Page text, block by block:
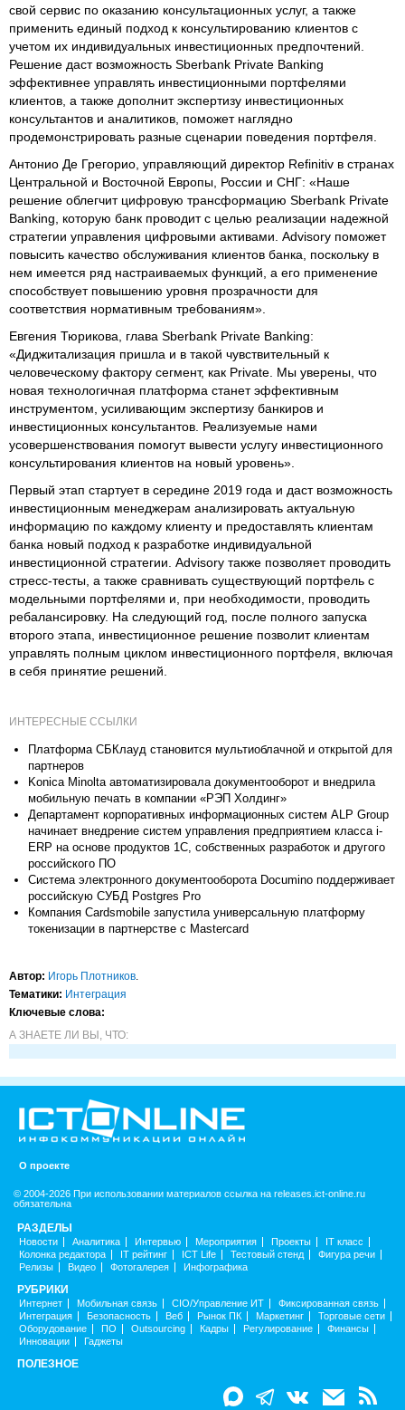
свой сервис по оказанию консультационных услуг, а также
применить единый подход к консультированию клиентов с
учетом их индивидуальных инвестиционных предпочтений.
Решение даст возможность Sberbank Private Banking
эффективнее управлять инвестиционными портфелями
клиентов, а также дополнит экспертизу инвестиционных
консультантов и аналитиков, поможет наглядно
продемонстрировать разные сценарии поведения портфеля.
Антонио Де Грегорио, управляющий директор Refinitiv в странах
Центральной и Восточной Европы, России и СНГ: «Наше
решение облегчит цифровую трансформацию Sberbank Private
Banking, которую банк проводит с целью реализации надежной
стратегии управления цифровыми активами. Advisory поможет
повысить качество обслуживания клиентов банка, поскольку в
нем имеется ряд настраиваемых функций, а его применение
способствует повышению уровня прозрачности для
соответствия нормативным требованиям».
Евгения Тюрикова, глава Sberbank Private Banking:
«Диджитализация пришла и в такой чувствительный к
человеческому фактору сегмент, как Private. Мы уверены, что
новая технологичная платформа станет эффективным
инструментом, усиливающим экспертизу банкиров и
инвестиционных консультантов. Реализуемые нами
усовершенствования помогут вывести услугу инвестиционного
консультирования клиентов на новый уровень».
Первый этап стартует в середине 2019 года и даст возможность
инвестиционным менеджерам анализировать актуальную
информацию по каждому клиенту и предоставлять клиентам
банка новый подход к разработке индивидуальной
инвестиционной стратегии. Advisory также позволяет проводить
стресс-тесты, а также сравнивать существующий портфель с
модельными портфелями и, при необходимости, проводить
ребалансировку. На следующий год, после полного запуска
второго этапа, инвестиционное решение позволит клиентам
управлять полным циклом инвестиционного портфеля, включая
в себя принятие решений.
ИНТЕРЕСНЫЕ ССЫЛКИ
Платформа СБКлауд становится мультиоблачной и открытой для
партнеров
Konica Minolta автоматизировала документооборот и внедрила
мобильную печать в компании «РЭП Холдинг»
Департамент корпоративных информационных систем ALP Group
начинает внедрение систем управления предприятием класса i-
ERP на основе продуктов 1С, собственных разработок и другого
российского ПО
Система электронного документооборота Documino поддерживает
российскую СУБД Postgres Pro
Компания Cardsmobile запустила универсальную платформу
токенизации в партнерстве с Mastercard
Автор: Игорь Плотников.
Тематики: Интеграция
Ключевые слова:
А ЗНАЕТЕ ЛИ ВЫ, ЧТО:
О проекте
© 2004-2026 При использовании материалов ссылка на releases.ict-online.ru
обязательна
РАЗДЕЛЫ
Новости Аналитика Интервью Мероприятия Проекты
IT класс
Колонка редактора
IT рейтинг ICT Life Тестовый стенд
Фигура речи
Релизы
Видео Фотогалерея Инфографика
РУБРИКИ
Интернет Мобильная связь CIO/Управление ИТ
Фиксированная связь
Интеграция
Безопасность Веб Рынок ПК Маркетинг
Торговые сети
Оборудование
ПО Outsourcing Кадры Регулирование
Финансы
Инновации
Гаджеты
ПОЛЕЗНОЕ